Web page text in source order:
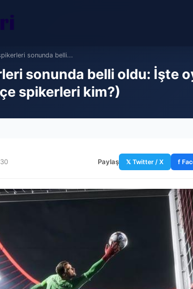
sonunda belli...
sonunda belli oldu: İşte
spikerleri kim?)
Paylaş 𝕏 Twitter / X f